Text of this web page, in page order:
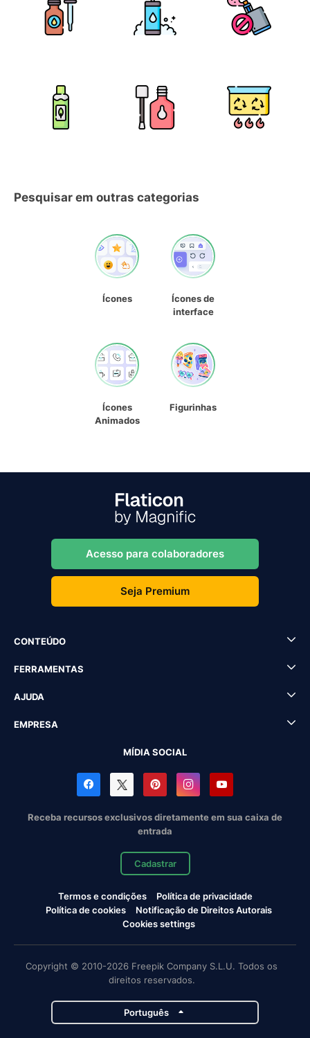
Pesquisar em outras categorias
Ícones
Ícones de
interface
Ícones
Animados
Figurinhas
Acesso para colaboradores
Seja Premium
CONTEÚDO
FERRAMENTAS
AJUDA
EMPRESA
MÍDIA SOCIAL
Receba recursos exclusivos diretamente em sua caixa de
entrada
Cadastrar
Termos e condições
Política de privacidade
Política de cookies
Notificação de Direitos Autorais
Cookies settings
Copyright © 2010-2026 Freepik Company S.L.U. Todos os
direitos reservados.
Português